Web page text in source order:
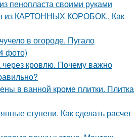
пенопласта своими руками
из КАРТОННЫХ КОРОБОК.. Как
в огороде. Пугало
фото)
кровлю. Почему важно
в ванной кроме плитки. Плитка
ступени. Как сделать расчет